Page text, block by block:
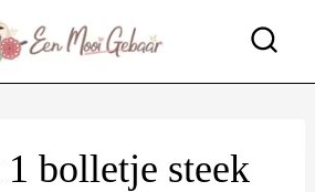
bolletje steek